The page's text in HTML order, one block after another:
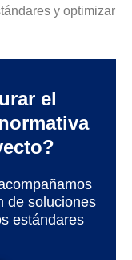
y optimizar
el
de soluciones
estándares